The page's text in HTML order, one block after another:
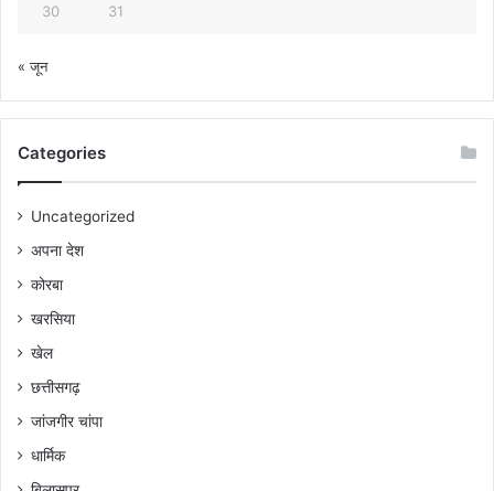
30 31
« जून
Categories
Uncategorized
अपना देश
कोरबा
खरसिया
खेल
छत्तीसगढ़
जांजगीर चांपा
धार्मिक